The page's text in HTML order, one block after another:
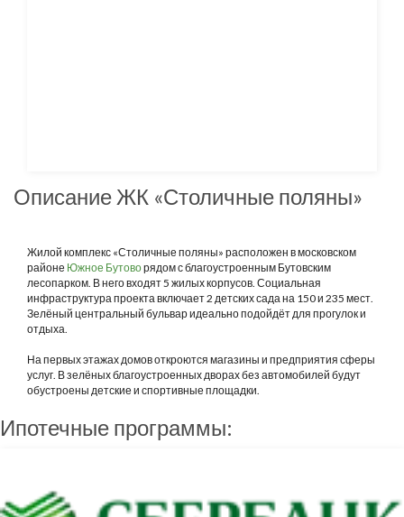
Описание ЖК «Столичные поляны»
Жилой комплекс «Столичные поляны» расположен в московском
районе Южное Бутоворядом с благоустроенным Бутовским
лесопарком. В него входят 5 жилых корпусов. Социальная
инфраструктура проекта включает 2 детских сада на 150 и 235 мест.
Зелёный центральный бульвар идеально подойдёт для прогулок и
отдыха.
На первых этажах домов откроются магазины и предприятия сферы
услуг. В зелёных благоустроенных дворах без автомобилей будут
обустроены детские и спортивные площадки.
Ипотечные программы: